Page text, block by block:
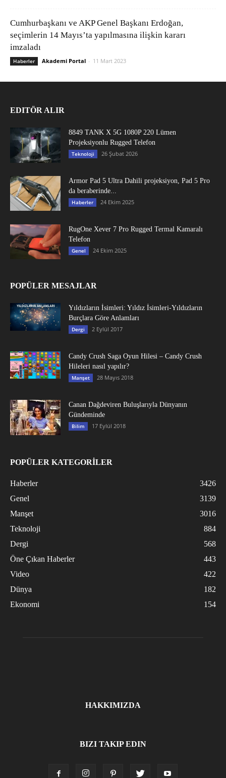
Cumhurbaşkanı ve AKP Genel Başkanı Erdoğan,
seçimlerin 14 Mayıs’ta yapılmasına ilişkin kararı
imzaladı
Haberler Akademi Portal - 11 Mart 2023
EDITÖR ALIR
8849 TANK X 5G 1080P 220 Lümen
Projeksiyonlu Rugged Telefon
Teknoloji 26 Şubat 2026
Armor Pad 5 Ultra Dahili projeksiyon, Pad 5 Pro
da beraberinde...
Haberler 24 Ekim 2025
RugOne Xever 7 Pro Rugged Termal Kamaralı
Telefon
Genel 24 Ekim 2025
POPÜLER MESAJLAR
Yıldızların İsimleri: Yıldız İsimleri-Yıldızların
Burçlara Göre Anlamları
Dergi 2 Eylül 2017
Candy Crush Saga Oyun Hilesi – Candy Crush
Hileleri nasıl yapılır?
Manşet 28 Mayıs 2018
Canan Dağdeviren Buluşlarıyla Dünyanın
Gündeminde
Bilim 17 Eylül 2018
POPÜLER KATEGORİLER
Haberler
3426
Genel
3139
Manşet
3016
Teknoloji
884
Dergi
568
Öne Çıkan Haberler
443
Video
422
Dünya
182
Ekonomi
154
HAKKIMIZDA
BIZI TAKIP EDIN